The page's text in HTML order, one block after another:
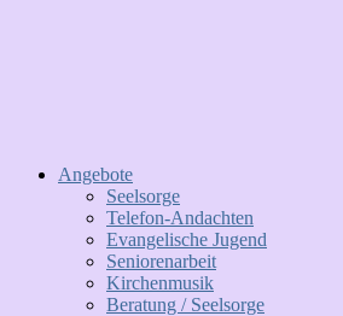
Angebote
Seelsorge
Telefon-Andachten
Evangelische Jugend
Seniorenarbeit
Kirchenmusik
Beratung / Seelsorge